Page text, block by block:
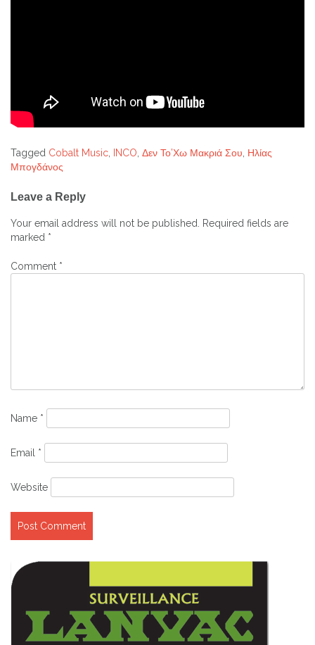
Tagged Cobalt Music INCO Δεν Το’Χω Μακριά Σου Ηλίας
Μπογδάνος
navigation
Leave a Reply
Your email address will not be published.
Required fields are
marked *
Comment *
Name *
Email *
Website